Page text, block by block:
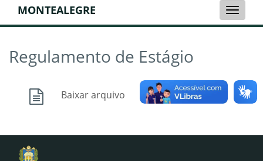
Toggle
MONTEALEGRE
Regulamento de Estágio
Baixar arquivo